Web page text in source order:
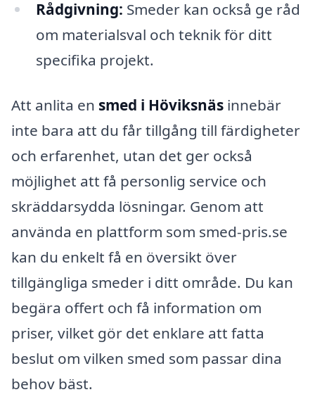
Rådgivning: Smeder kan också ge råd
om materialsval och teknik för ditt
specifika projekt.
Att anlita en smed i Höviksnäs innebär
inte bara att du får tillgång till färdigheter
och erfarenhet, utan det ger också
möjlighet att få personlig service och
skräddarsydda lösningar. Genom att
använda en plattform som smed-pris.se
kan du enkelt få en översikt över
tillgängliga smeder i ditt område. Du kan
begära offert och få information om
priser, vilket gör det enklare att fatta
beslut om vilken smed som passar dina
behov bäst.